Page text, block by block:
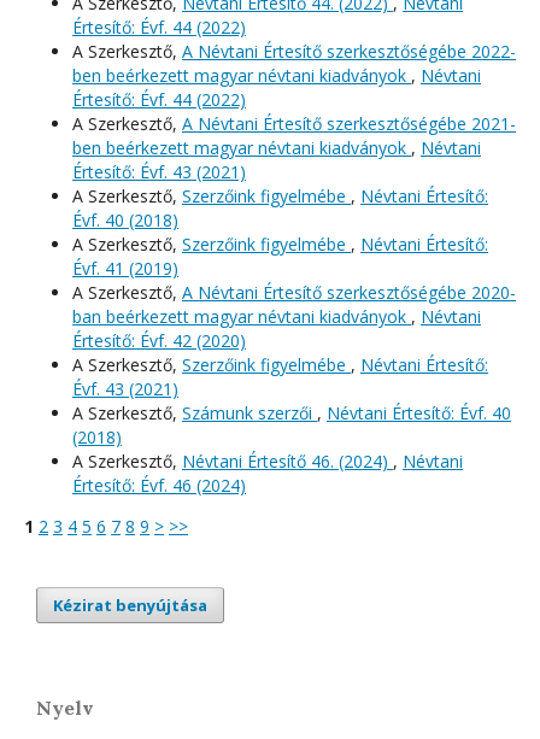
Értesítő: Évf. 44 (2022)
A Szerkesztő, A Névtani Értesítő szerkesztőségébe 2022-
ben beérkezett magyar névtani kiadványok , Névtani
Értesítő: Évf. 44 (2022)
A Szerkesztő, A Névtani Értesítő szerkesztőségébe 2021-
ben beérkezett magyar névtani kiadványok , Névtani
Értesítő: Évf. 43 (2021)
A Szerkesztő, Szerzőink figyelmébe , Névtani Értesítő:
Évf. 40 (2018)
A Szerkesztő, Szerzőink figyelmébe , Névtani Értesítő:
Évf. 41 (2019)
A Szerkesztő, A Névtani Értesítő szerkesztőségébe 2020-
ban beérkezett magyar névtani kiadványok , Névtani
Értesítő: Évf. 42 (2020)
A Szerkesztő, Szerzőink figyelmébe , Névtani Értesítő:
Évf. 43 (2021)
A Szerkesztő, Számunk szerzői , Névtani Értesítő: Évf. 40
(2018)
A Szerkesztő, Névtani Értesítő 46. (2024) , Névtani
Értesítő: Évf. 46 (2024)
1 2 3 4 5 6 7 8 9 > >>
Kézirat benyújtása
Nyelv